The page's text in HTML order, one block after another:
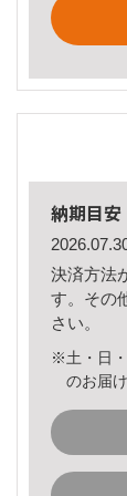
納期目安
決済方法
す。その
さい。
※土・日
のお届